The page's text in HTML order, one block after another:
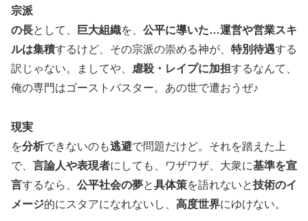
宗派
の長として、 巨大組織を、 公平に導いた…運営や営業スキ
ルは集積するけど、その宗派の崇める神が、 特別待遇する
訳じゃない。ましてや、
虐殺・レイプに加担するなんて、
俺の専門はゴーストバスター。あの世で遭おうぜ♪
現実
を分析できないのも逃避で問題だけど。それを踏えた上
で、 言論人や表現者にしても、ワザワザ、大衆に基準を宣
言するなら、 公平社会の夢と具体策を語れないと技術のイ
メージ的にスタアになれないし、 高度世界にゆけない。